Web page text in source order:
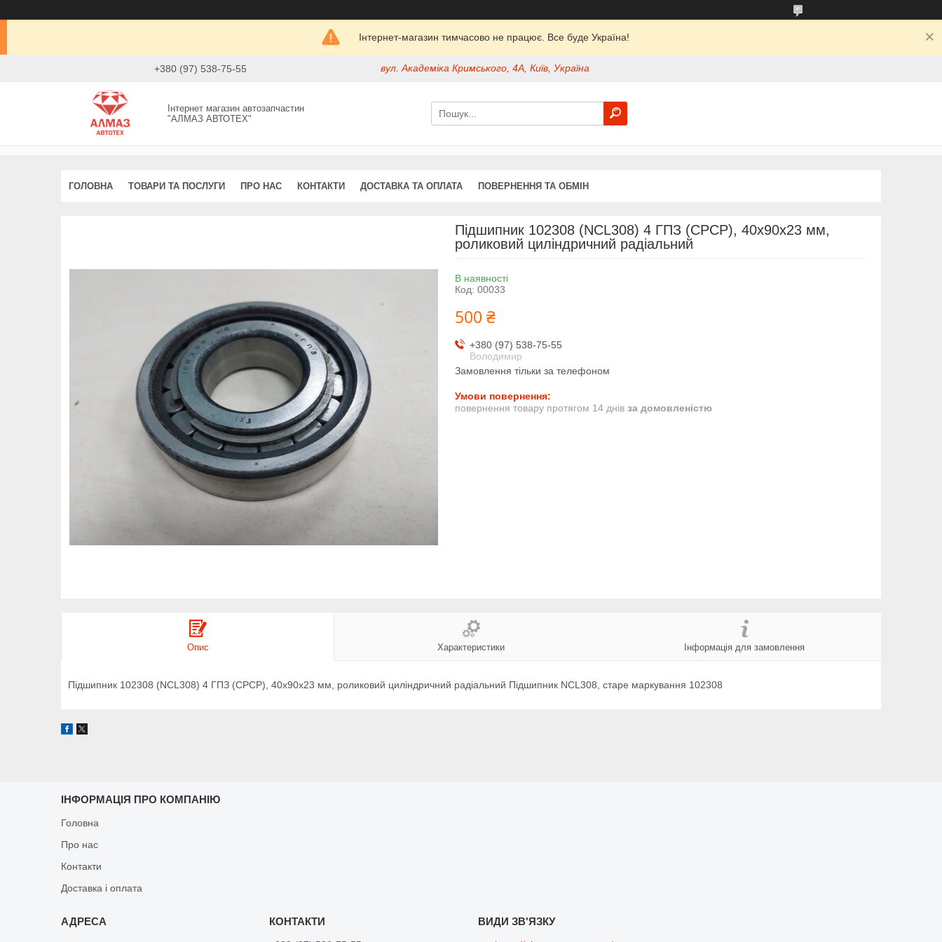
Інтернет-магазин тимчасово не працює. Все буде Україна!
+380 (97) 538-75-55 вул. Академіка Кримського, 4А, Київ, Україна
Інтернет магазин автозапчастин
"АЛМАЗ АВТОТЕХ"
ГОЛОВНА ТОВАРИ ТА ПОСЛУГИ ПРО НАС КОНТАКТИ ДОСТАВКА ТА ОПЛАТА ПОВЕРНЕННЯ ТА ОБМІН
Підшипник 102308 (NCL308) 4 ГПЗ (СРСР), 40х90х23 мм,
роликовий циліндричний радіальний
В наявності
Код: 00033
500 ₴
+380 (97) 538-75-55
Володимир
Замовлення тільки за телефоном
повернення товару протягом 14 днів за домовленістю
Опис Характеристики Інформація для замовлення
Підшипник 102308 (NCL308) 4 ГПЗ (СРСР), 40х90х23 мм, роликовий циліндричний радіальний Підшипник NCL308, старе маркування 102308
ІНФОРМАЦІЯ ПРО КОМПАНІЮ
Головна
Про нас
Контакти
Доставка і оплата